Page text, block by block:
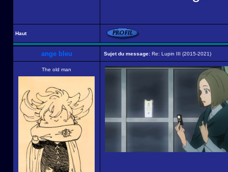
Haut
ange bleu Sujet du message: Re: Lupin III (2015-2021)
The old man